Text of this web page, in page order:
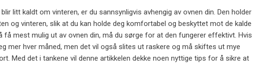
litt kaldt om vinteren, er du sannsynligvis avhengig av ovnen din. Den holder
og vinteren, slik at du kan holde deg komfortabel og beskyttet mot de kalde
få mest mulig ut av ovnen din, må du sørge for at den fungerer effektivt. Hvis
mer hver måned, men det vil også slites ut raskere og må skiftes ut mye
Med det i tankene vil denne artikkelen dekke noen nyttige tips for å sikre at